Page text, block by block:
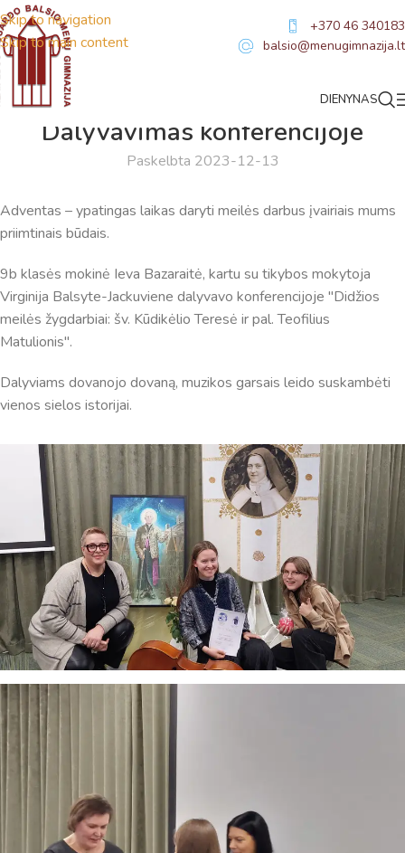
Skip to navigation
Skip to main content
+370 46 340183
balsio@menugimnazija.lt
DIENYNAS
Dalyvavimas konferencijoje
Paskelbta 2023-12-13
Adventas – ypatingas laikas daryti meilės darbus įvairiais mums
priimtinais būdais.
9b klasės mokinė Ieva Bazaraitė, kartu su tikybos mokytoja
Virginija Balsyte-Jackuviene dalyvavo konferencijoje "Didžios
meilės žygdarbiai: šv. Kūdikėlio Teresė ir pal. Teofilius
Matulionis".
Dalyviams dovanojo dovaną, muzikos garsais leido suskambėti
vienos sielos istorijai.
Virtualus asistentas E. Balsio gimnazijos DI
suteikia man galimybę ne tik analizuoti Jūsų klausimą, bet
dar tobulai atsimenu visą šioje svetainėje pateiktą
informaciją. Jei visgi man pritrūks išmanumo - pateiksiu
Jums reikiamus kontaktus, kur galėsite pasiklausti
atsakingo specialisto.
Taigi... kuo galėčiau Jums padėti?